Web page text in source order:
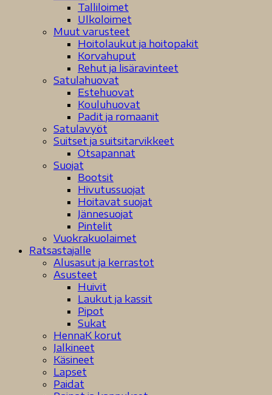
Talliloimet
Ulkoloimet
Muut varusteet
Hoitolaukut ja hoitopakit
Korvahuput
Rehut ja lisäravinteet
Satulahuovat
Estehuovat
Kouluhuovat
Padit ja romaanit
Satulavyöt
Suitset ja suitsitarvikkeet
Otsapannat
Suojat
Bootsit
Hivutussuojat
Hoitavat suojat
Jännesuojat
Pintelit
Vuokrakuolaimet
Ratsastajalle
Alusasut ja kerrastot
Asusteet
Huivit
Laukut ja kassit
Pipot
Sukat
HennaK korut
Jalkineet
Käsineet
Lapset
Paidat